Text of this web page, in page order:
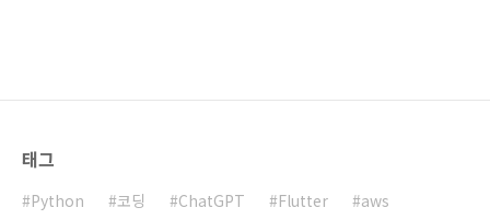
태그
Python 코딩 ChatGPT Flutter
aws